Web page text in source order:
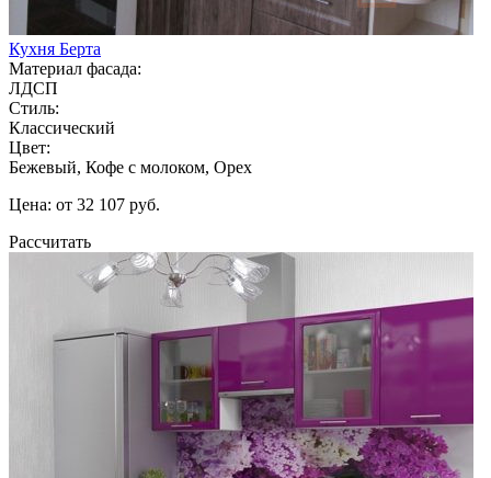
Кухня Берта
Материал фасада:
ЛДСП
Стиль:
Классический
Цвет:
Бежевый, Кофе с молоком, Орех
Цена: от 32 107 руб.
Рассчитать